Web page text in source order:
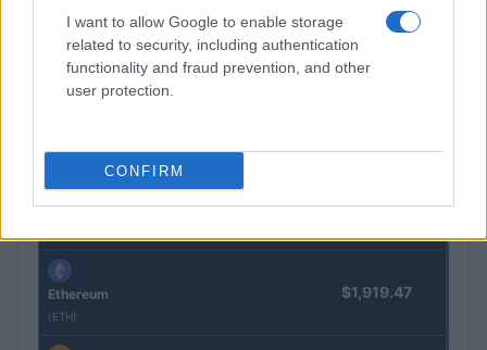
I want to allow Google to enable storage
related to security, including authentication
functionality and fraud prevention, and other
user protection.
CONFIRM
COTIZACIONES CRYPTO
Bitcoin $64,995.00
Ethereum
(ETH)
$1,919.47